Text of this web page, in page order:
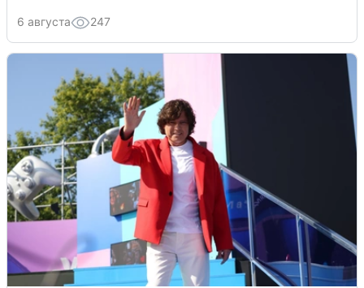
6 августа 247